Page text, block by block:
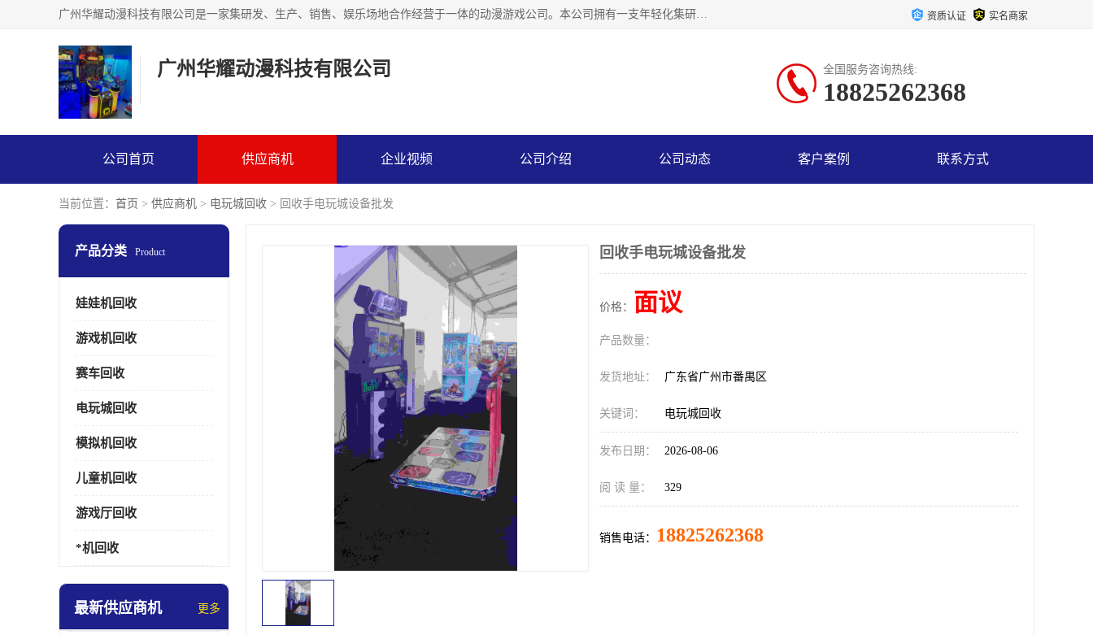
广州华耀动漫科技有限公司是一家集研发、生产、销售、娱乐场地合作经营于一体的动漫游戏公司。本公司拥有一支年轻化集研发生产到售后服务的队伍，及时地为客户提供、赚钱的产品。本公司以雄厚的实力、合理的价格、优良的服务与多家企业建立了长期的合作关系。热诚欢迎各界前来参观、考察、洽谈业务。目前公司经营的产品有：各种捕渔游戏机系列，大型模拟机系列、轮盘机系列、连线机系列、框体机系列、玛莉机系列等。 资质认证 实名商家
广州华耀动漫科技有限公司 全国服务咨询热线:
18825262368
公司首页 供应商机 企业视频 公司介绍 公司动态 客户案例 联系方式
当前位置： 首页 > 供应商机 > 电玩城回收 > 回收手电玩城设备批发
产品分类 Product
娃娃机回收
游戏机回收
赛车回收
电玩城回收
模拟机回收
儿童机回收
游戏厅回收
*机回收
最新供应商机 更多
回收手电玩城设备批发
价格： 面议
产品数量：
发货地址： 广东省广州市番禺区
关键词： 电玩城回收
发布日期： 2026-08-06
阅 读 量： 329
销售电话： 18825262368